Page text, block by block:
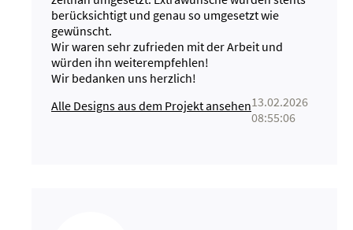
berücksichtigt und genau so umgesetzt wie
gewünscht.
Wir waren sehr zufrieden mit der Arbeit und
würden ihn weiterempfehlen!
Wir bedanken uns herzlich!
Alle Designs aus dem Projekt ansehen13.02.2026
08:55:06